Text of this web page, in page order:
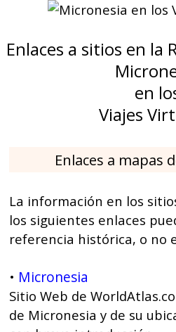
Enlaces a sitios en la
en
Viajes
Enlaces a mapas
La información en los
los siguientes enlaces
referencia histórica, o no
• Micronesia
Sitio Web de
de Micronesia y de su